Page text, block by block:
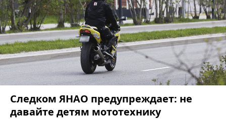
Следком ЯНАО предупреждает: не
давайте детям мототехнику